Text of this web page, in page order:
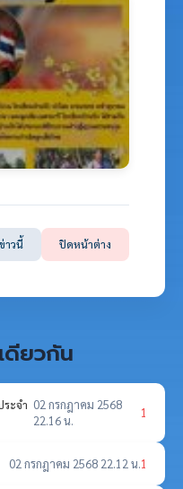
าวนี้ ปิดหน้าต่าง
ดียวกัน
ะจำ 02 กรกฎาคม 2568
22.16 น.
1
02 กรกฎาคม 2568 22.12 น.1